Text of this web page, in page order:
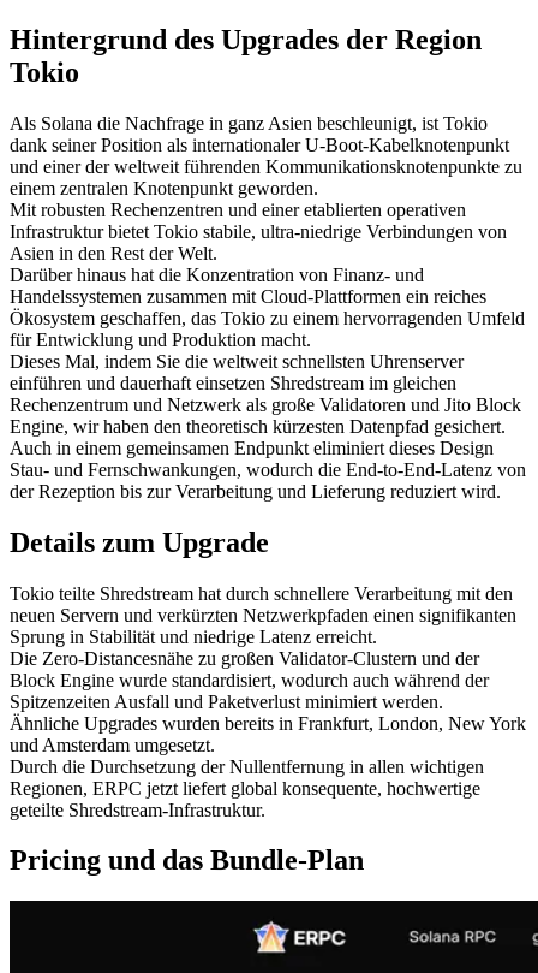
Hintergrund des Upgrades der Region
Tokio
Als Solana die Nachfrage in ganz Asien beschleunigt, ist Tokio
dank seiner Position als internationaler U-Boot-Kabelknotenpunkt
und einer der weltweit führenden Kommunikationsknotenpunkte zu
einem zentralen Knotenpunkt geworden.
Mit robusten Rechenzentren und einer etablierten operativen
Infrastruktur bietet Tokio stabile, ultra-niedrige Verbindungen von
Asien in den Rest der Welt.
Darüber hinaus hat die Konzentration von Finanz- und
Handelssystemen zusammen mit Cloud-Plattformen ein reiches
Ökosystem geschaffen, das Tokio zu einem hervorragenden Umfeld
für Entwicklung und Produktion macht.
Dieses Mal, indem Sie die weltweit schnellsten Uhrenserver
einführen und dauerhaft einsetzen Shredstream im gleichen
Rechenzentrum und Netzwerk als große Validatoren und Jito Block
Engine, wir haben den theoretisch kürzesten Datenpfad gesichert.
Auch in einem gemeinsamen Endpunkt eliminiert dieses Design
Stau- und Fernschwankungen, wodurch die End-to-End-Latenz von
der Rezeption bis zur Verarbeitung und Lieferung reduziert wird.
Details zum Upgrade
Tokio teilte Shredstream hat durch schnellere Verarbeitung mit den
neuen Servern und verkürzten Netzwerkpfaden einen signifikanten
Sprung in Stabilität und niedrige Latenz erreicht.
Die Zero-Distancesnähe zu großen Validator-Clustern und der
Block Engine wurde standardisiert, wodurch auch während der
Spitzenzeiten Ausfall und Paketverlust minimiert werden.
Ähnliche Upgrades wurden bereits in Frankfurt, London, New York
und Amsterdam umgesetzt.
Durch die Durchsetzung der Nullentfernung in allen wichtigen
Regionen, ERPC jetzt liefert global konsequente, hochwertige
geteilte Shredstream-Infrastruktur.
Pricing und das Bundle-Plan